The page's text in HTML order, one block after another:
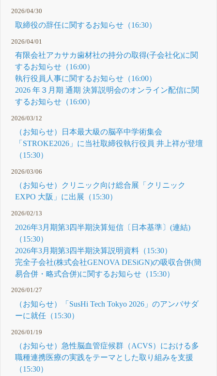
2026/04/30
取締役の辞任に関するお知らせ（16:30）
2026/04/01
有限会社アカサカ歯材社の持分の取得(子会社化)に関
するお知らせ（16:00）
執行役員人事に関するお知らせ（16:00）
2026 年３月期 通期 決算説明会のオンライン配信に関
するお知らせ（16:00）
2026/03/12
（お知らせ）日本最大級の脳卒中学術集会
「STROKE2026」に当社取締役執行役員 井上祥が登壇
（15:30）
2026/03/06
（お知らせ）クリニック向け総合展「クリニック
EXPO 大阪」に出展（15:30）
2026/02/13
2026年3月期第3四半期決算短信〔日本基準〕(連結)
（15:30）
2026年3月期第3四半期決算説明資料（15:30）
完全子会社(株式会社GENOVA DESiGN)の吸収合併(簡
易合併・略式合併)に関するお知らせ（15:30）
2026/01/27
（お知らせ）「SusHi Tech Tokyo 2026」のアンバサダ
ーに就任（15:30）
2026/01/19
（お知らせ）急性脳血管症候群（ACVS）における多
職種連携医療の実践をテーマとした取り組みを支援
（15:30）